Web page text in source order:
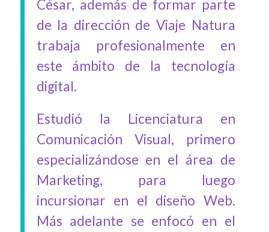
César, además de formar parte
de la dirección de Viaje Natura
trabaja profesionalmente en
este ámbito de la tecnología
digital.
Estudió la Licenciatura en
Comunicación Visual, primero
especializándose en el área de
Marketing, para luego
incursionar en el diseño Web.
Más adelante se enfocó en el